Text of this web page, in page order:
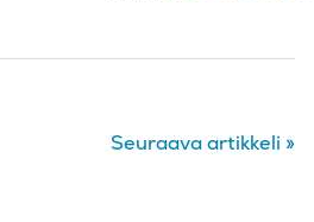
Seuraava artikkeli »